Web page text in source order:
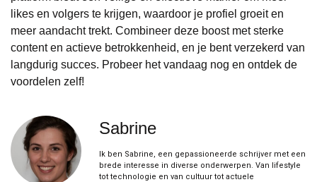
likes en volgers te krijgen, waardoor je profiel groeit en
meer aandacht trekt. Combineer deze boost met sterke
content en actieve betrokkenheid, en je bent verzekerd van
langdurig succes. Probeer het vandaag nog en ontdek de
voordelen zelf!
Sabrine
Ik ben Sabrine, een gepassioneerde schrijver met een
brede interesse in diverse onderwerpen. Van lifestyle
tot technologie en van cultuur tot actuele